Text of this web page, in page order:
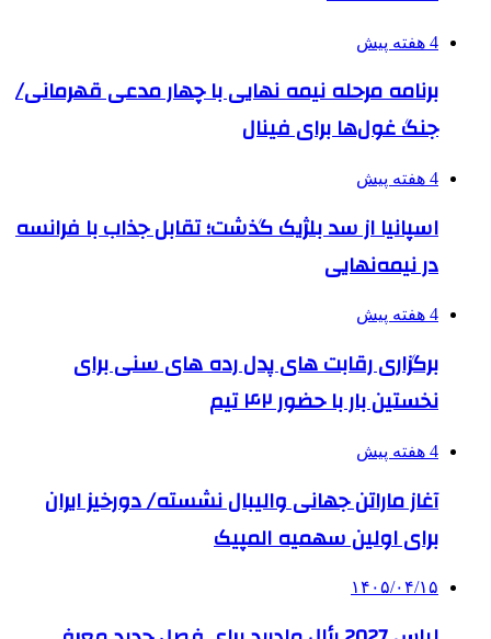
4 هفته پیش
برنامه مرحله نیمه نهایی با چهار مدعی قهرمانی/
جنگ غول‌ها برای فینال
4 هفته پیش
اسپانیا از سد بلژیک گذشت؛ تقابل جذاب با فرانسه
در نیمه‌نهایی
4 هفته پیش
برگزاری رقابت های پدل رده های سنی برای
نخستین بار با حضور ۴۲ تیم
4 هفته پیش
آغاز ماراتن جهانی والیبال نشسته/ دورخیز ایران
برای اولین سهمیه المپیک
۱۴۰۵/۰۴/۱۵